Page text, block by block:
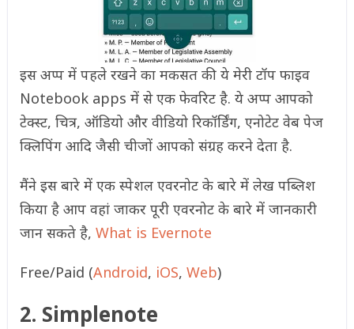
इस अप्प में पहले रखने का मकसत की ये मेरी टॉप फाइव
Notebook apps में से एक फेवरिट है. ये अप्प आपको
टेक्स्ट, चित्र, ऑडियो और वीडियो रिकॉर्डिंग, एनोटेट वेब पेज
क्लिपिंग आदि जैसी चीजों आपको संग्रह करने देता है.
मैंने इस बारे में एक स्पेशल एवरनोट के बारे में लेख पब्लिश
किया है आप वहां जाकर पूरी एवरनोट के बारे में जानकारी
जान सकते है, What is Evernote
Free/Paid (Android, iOS, Web)
2. Simplenote